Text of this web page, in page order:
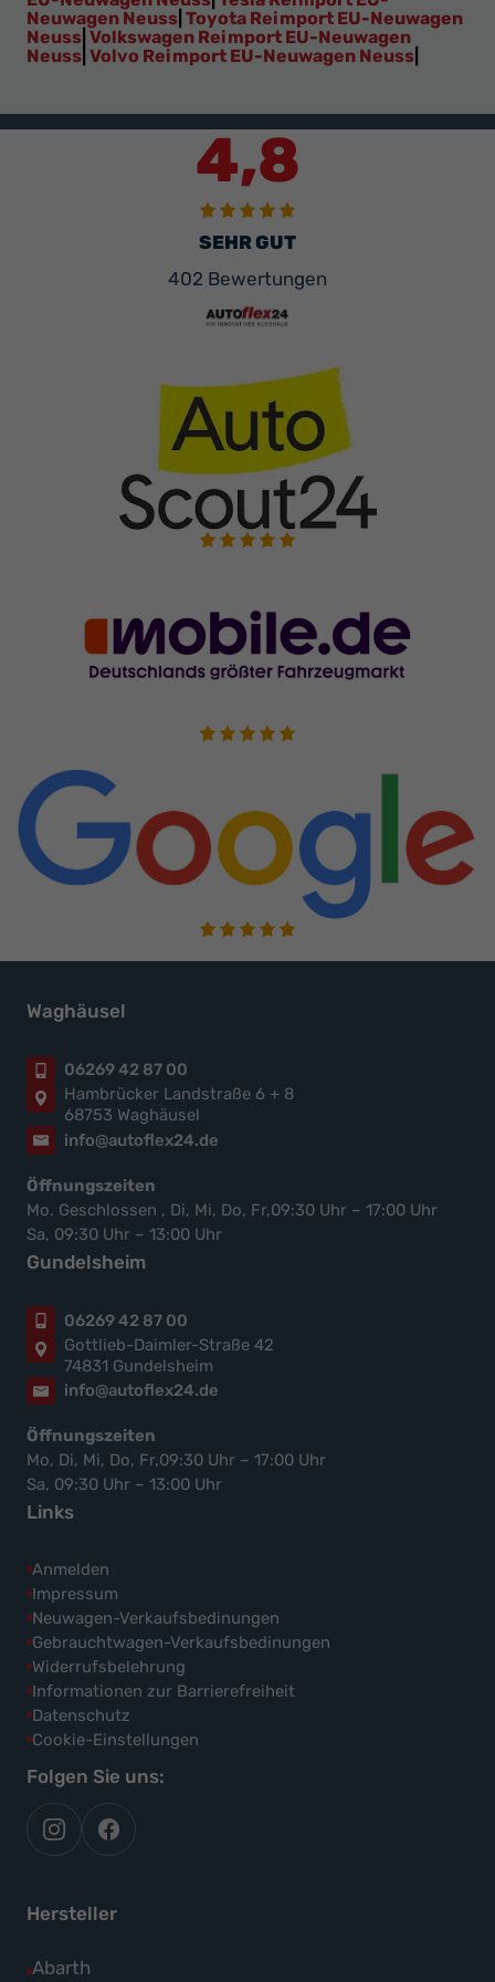
Neuwagen Neuss Toyota Reimport EU-Neuwagen
Neuss Volkswagen Reimport EU-Neuwagen
Neuss Volvo Reimport EU-Neuwagen Neuss
4,8
SEHR GUT
402 Bewertungen
Waghäusel
06269 42 87 00
Hambrücker Landstraße 6 + 8
68753 Waghäusel
info@autoflex24.de
Öffnungszeiten
Mo. Geschlossen , Di, Mi, Do, Fr,09:30 Uhr – 17:00 Uhr
Sa, 09:30 Uhr – 13:00 Uhr
Gundelsheim
06269 42 87 00
Gottlieb-Daimler-Straße 42
74831 Gundelsheim
info@autoflex24.de
Öffnungszeiten
Mo, Di, Mi, Do, Fr,09:30 Uhr – 17:00 Uhr
Sa, 09:30 Uhr – 13:00 Uhr
Links
Anmelden
Impressum
Neuwagen-Verkaufsbedinungen
Gebrauchtwagen-Verkaufsbedinungen
Widerrufsbelehrung
Informationen zur Barrierefreiheit
Datenschutz
Cookie-Einstellungen
Folgen Sie uns:
autoflex
auf
autoflex24
auf
Hersteller
Abarth
Alle